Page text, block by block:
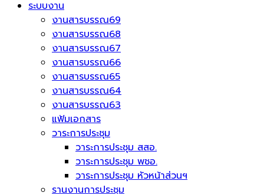
ระบบงาน
งานสารบรรณ69
งานสารบรรณ68
งานสารบรรณ67
งานสารบรรณ66
งานสารบรรณ65
งานสารบรรณ64
งานสารบรรณ63
แฟ้มเอกสาร
วาระการประชุม
วาระการประชุม สสอ.
วาระการประชุม พชอ.
วาระการประชุม หัวหน้าส่วนฯ
รานงานการประชุม